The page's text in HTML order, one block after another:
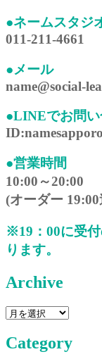
●ネームスタジ
011-211-4661
●メール
name@social-
●LINEでお問
ID:namesapporo
●営業時間
10:00～20:00
(オーダー 19:00
※19：00に受
ります。
Archive
Archive
Category